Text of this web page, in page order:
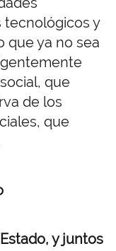
tecnológicos y
que ya no sea
que
de los
que
y juntos